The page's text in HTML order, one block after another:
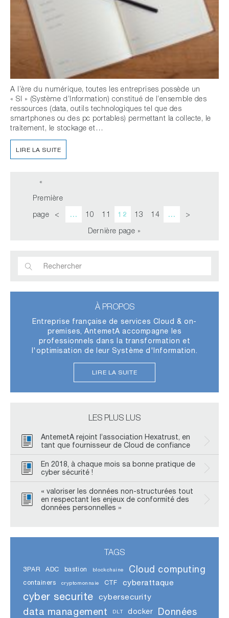
A l’ère du numérique, toutes les entreprises possède un
« SI » (Système d’Information) constitué de l’ensemble des
ressources (data, outils technologiques tel que des
smartphones ou des pc portables) permettant la collecte, le
traitement, le stockage et…
LIRE LA SUITE
«
Première
page
< … 10 11 12 13 14 …
>
Dernière page »
À PROPOS
Entreprise française de services Cloud & on-
premises, AntemetA accompagne les
professionnels dans la transformation et
l'optimisation de leur Système d'Information.
LIRE LA SUITE
LES PLUS LUS
AntemetA rejoint l’association Hexatrust, en
tant que fournisseur de Cloud de confiance
En 2018, à chaque mois sa bonne pratique de
cyber sécurité !
« valoriser les données non-structurées tout
en respectant les enjeux de conformité des
données personnelles »
TAGS
3PAR ADC bastion blockchaine Cloud computing
containers cryptomonnaie CTF cyberattaque
cyber securite cybersecurity
data management DLT docker Données